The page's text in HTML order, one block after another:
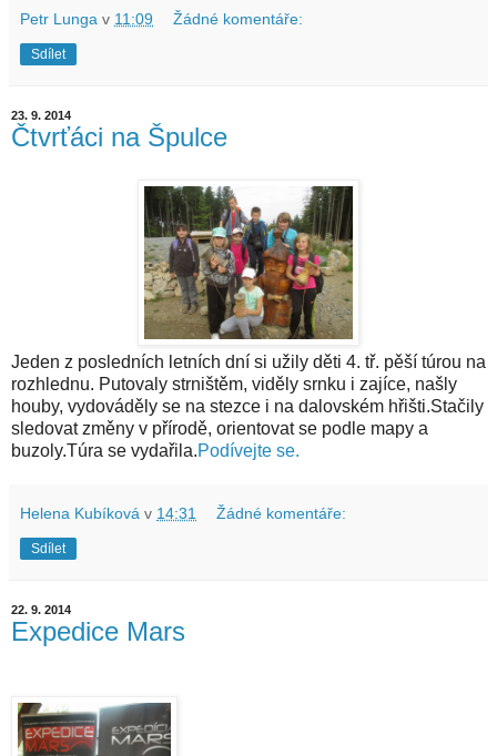
Petr Lunga v 11:09 Žádné komentáře:
Sdílet
23. 9. 2014
Čtvrťáci na Špulce
Jeden z posledních letních dní si užily děti 4. tř. pěší túrou na
rozhlednu. Putovaly strništěm, viděly srnku i zajíce, našly
houby, vydováděly se na stezce i na dalovském hřišti.Stačily
sledovat změny v přírodě, orientovat se podle mapy a
buzoly.Túra se vydařila.Podívejte se.
Helena Kubíková v 14:31 Žádné komentáře:
Sdílet
22. 9. 2014
Expedice Mars